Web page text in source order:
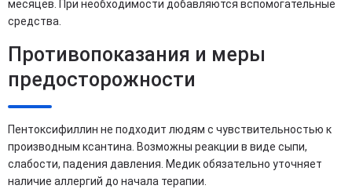
месяцев. При необходимости добавляются вспомогательные
средства.
Противопоказания и меры
предосторожности
Пентоксифиллин не подходит людям с чувствительностью к
производным ксантина. Возможны реакции в виде сыпи,
слабости, падения давления. Медик обязательно уточняет
наличие аллергий до начала терапии.